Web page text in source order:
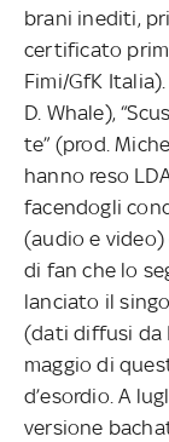
brani inediti,
certificato
Fimi/GfK
D. Whale),
te” (prod.
hanno reso
facendogli
(audio e
di fan che lo
lanciato il
(dati diffusi da
maggio di
d’esordio. A
versione